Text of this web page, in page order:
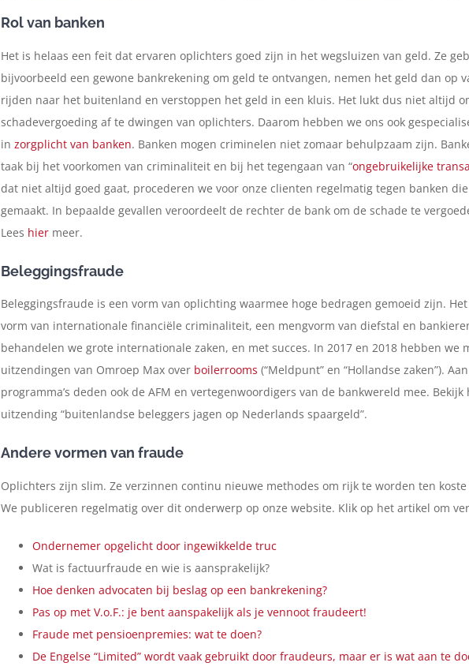
Rol van banken
Het is helaas een feit dat ervaren oplichters goed zijn in het wegsluizen van geld. Ze
bijvoorbeeld een gewone bankrekening om geld te ontvangen, nemen het geld dan op
rijden naar het buitenland en verstoppen het geld in een kluis. Het lukt dus niet altijd
schadevergoeding af te dwingen van oplichters. Daarom hebben we ons ook
inzorgplicht van banken. Banken mogen criminelen niet zomaar behulpzaam zijn.
taak bij het voorkomen van criminaliteit en bij het tegengaan van “ongebruikelijke
dat niet altijd goed gaat, procederen we voor onze clienten regelmatig tegen banken
gemaakt. In bepaalde gevallen veroordeelt de rechter de bank om de schade te
Lees hier meer.
Beleggingsfraude
Beleggingsfraude is een vorm van oplichting waarmee hoge bedragen gemoeid zijn.
vorm van internationale financiële criminaliteit, een mengvorm van diefstal en
behandelen we grote internationale zaken, en met succes. In 2017 en 2018 hebben we
uitzendingen van Omroep Max over boilerrooms (“Meldpunt” en “Hollandse zaken”).
programma’s deden ook de AFM en vertegenwoordigers van de bankwereld mee. Bekijk
uitzending “buitenlandse beleggers jagen op Nederlands spaargeld”.
Andere vormen van fraude
Oplichters zijn slim. Ze verzinnen continu nieuwe methodes om rijk te worden ten
We publiceren regelmatig over dit onderwerp op onze website. Klik op het artikel om
Ondernemer opgelicht door ingewikkelde truc
Wat is factuurfraude en wie is aansprakelijk?
Hoe denken advocaten bij beslag op een bankrekening?
Pas op met V.o.F.: je bent aanspakelijk als je vennoot fraudeert!
Fraude met pensioenpremies: wat te doen?
De Engelse “Limited” wordt vaak gebruikt door fraudeurs, maar er is wat aan te